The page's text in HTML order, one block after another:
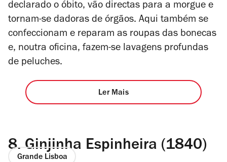
declarado o óbito, vão directas para a morgue e
tornam-se dadoras de órgãos. Aqui também se
confeccionam e reparam as roupas das bonecas
e, noutra oficina, fazem-se lavagens profundas
de peluches.
Ler Mais
8. Ginjinha Espinheira (1840)
Grande Lisboa